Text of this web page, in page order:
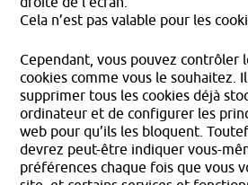
Cela n’est pas valable pour les
Cependant, vous pouvez contrôler
cookies comme vous le souhaitez.
supprimer tous les cookies déjà
ordinateur et de configurer les
web pour qu’ils les bloquent.
devrez peut-être indiquer vous-
préférences chaque fois que vous